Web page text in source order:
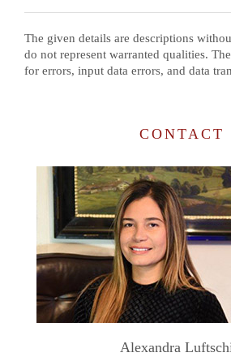
The given details are descriptions
do not represent warranted qualities.
for errors, input data errors, and data
CONTACT
Alexandra